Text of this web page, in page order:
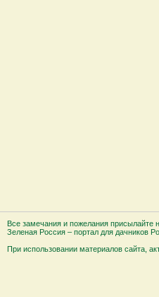
Все замечания и пожелания присылайте
Зеленая Россия – портал для дачников
При использовании материалов сайта,